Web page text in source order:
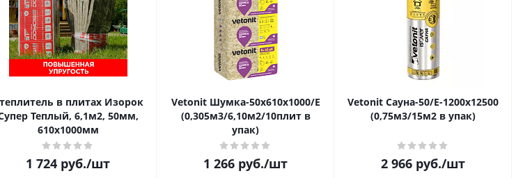
в плитах Изорок
Теплый, 6,1м2, 50мм,
610х1000мм
1 724 руб./шт
Vetonit Шумка-50x610x1000/Е
(0,305м3/6,10м2/10плит в
упак)
1 266 руб./шт
Vetonit Сауна-50/E-1200х12500
(0,75м3/15м2 в упак)
2 966 руб./шт